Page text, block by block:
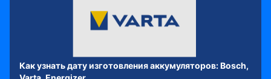
Как узнать дату изготовления аккумуляторов: Bosch,